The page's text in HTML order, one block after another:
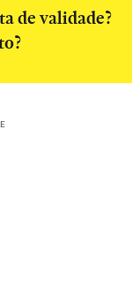
de validade?